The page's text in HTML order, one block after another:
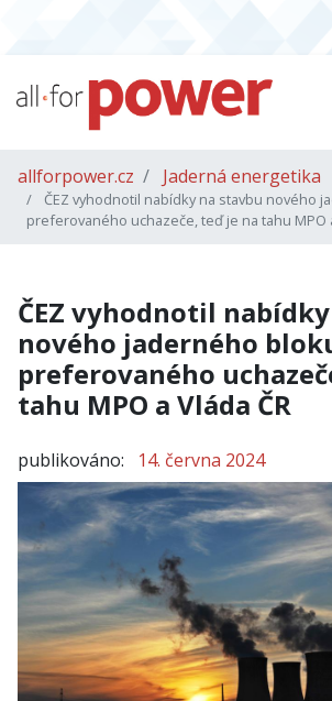
allforpower.cz Jaderná energetika
ČEZ vyhodnotil nabídky na stavbu nového
preferovaného uchazeče, teď je na tahu MPO
ČEZ vyhodnotil
nového jaderného
preferovaného
tahu MPO a Vláda ČR
publikováno: 14. června 2024